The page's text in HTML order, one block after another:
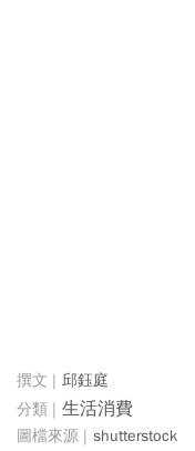
邱鈺庭
生活消費
shutterstock